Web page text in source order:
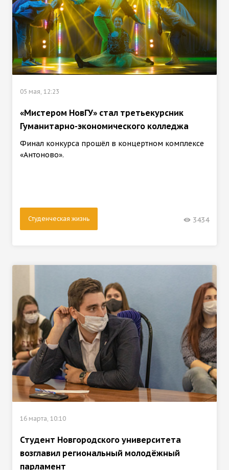
05 мая, 12:23
«Мистером НовГУ» стал третьекурсник
Гуманитарно-экономического колледжа
Финал конкурса прошёл в концертном комплексе
«Антоново».
Студенческая жизнь 3434
16 марта, 10:10
Студент Новгородского университета
возглавил региональный молодёжный
парламент